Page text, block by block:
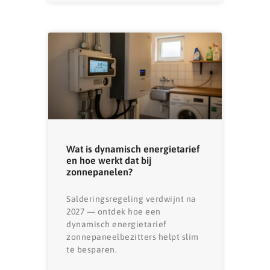
Wat is dynamisch energietarief
en hoe werkt dat bij
zonnepanelen?
Salderingsregeling verdwijnt na
2027 — ontdek hoe een
dynamisch energietarief
zonnepaneelbezitters helpt slim
te besparen.